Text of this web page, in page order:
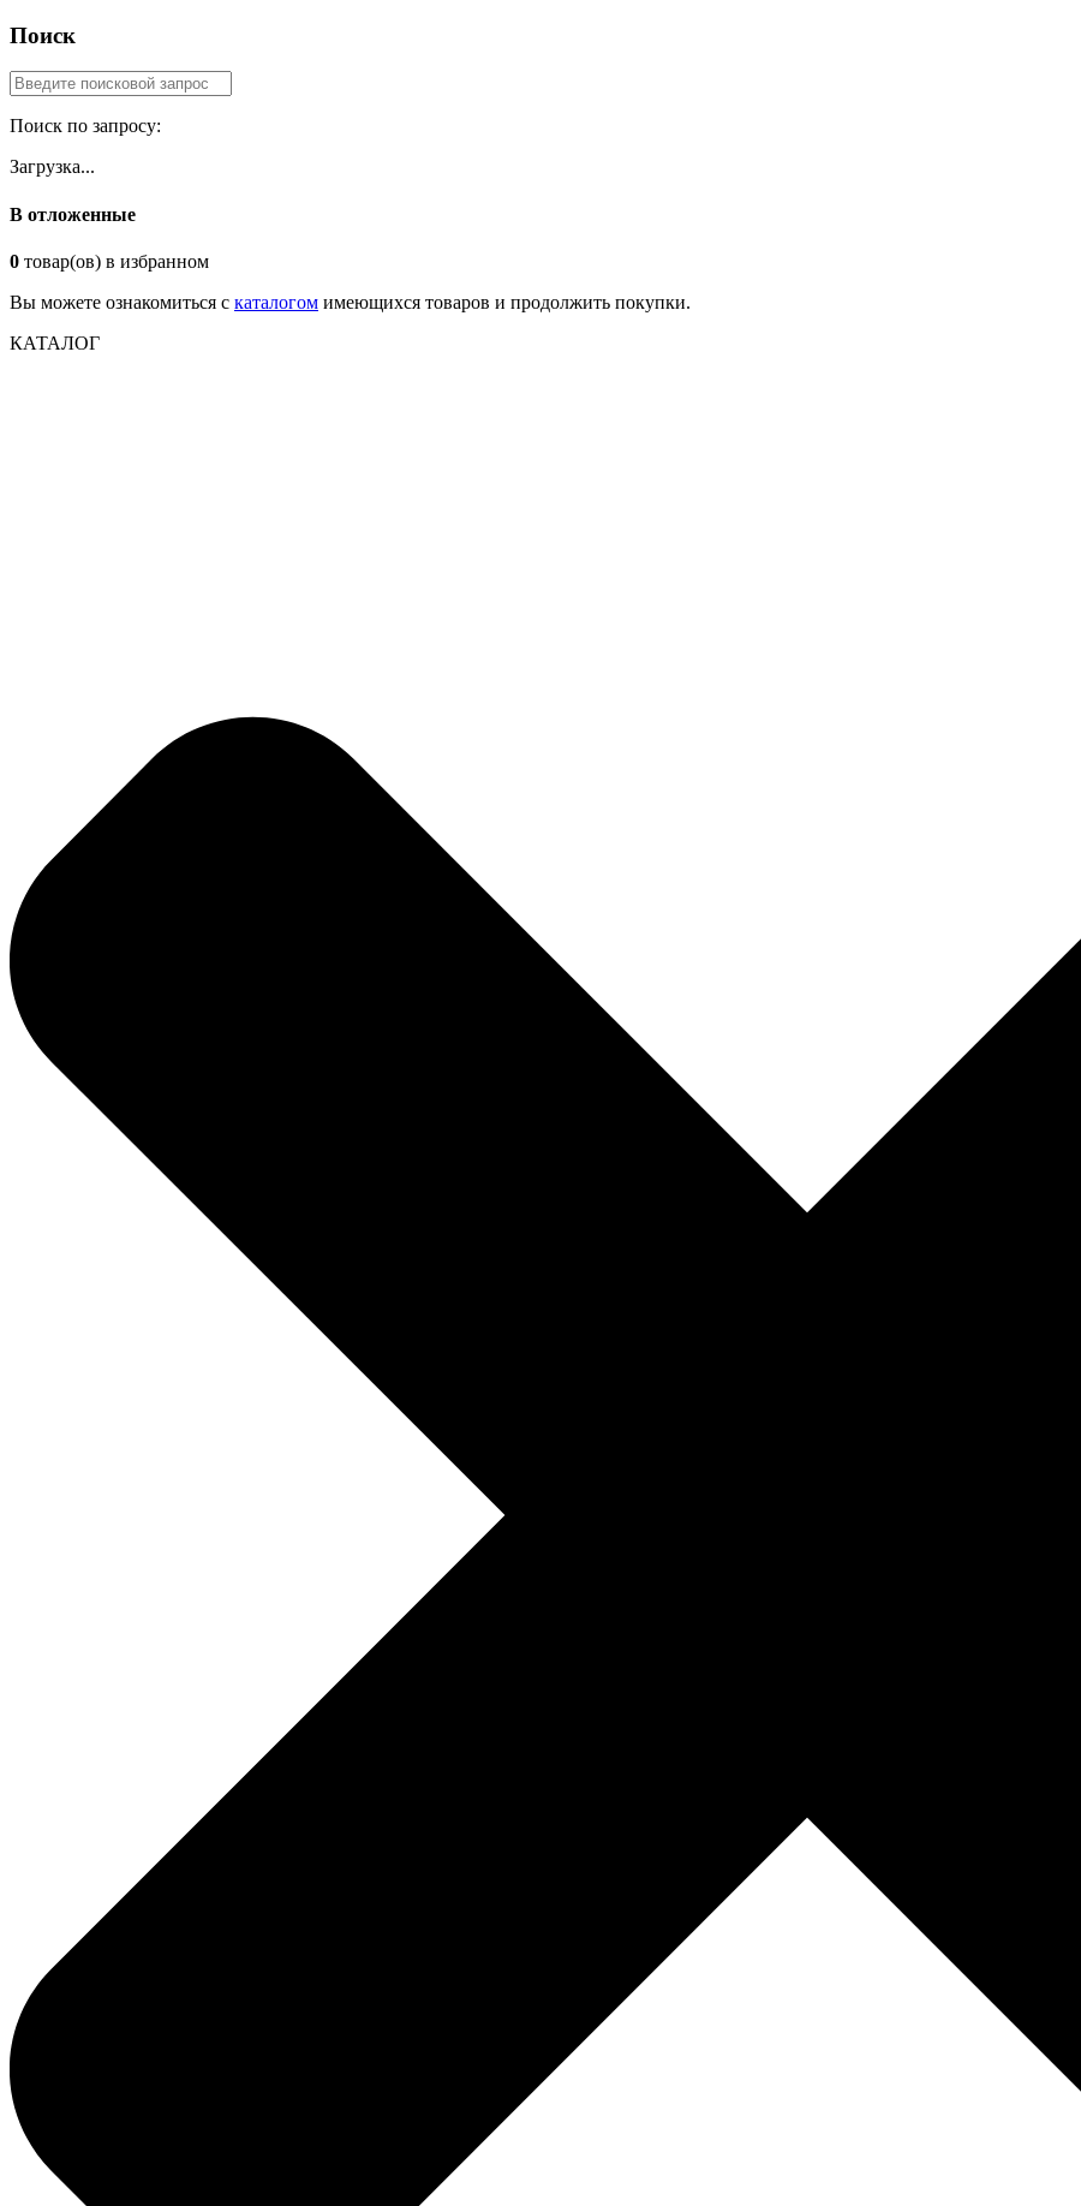
Поиск
Поиск по запросу:
Загрузка...
В отложенные
0 товар(ов) в избранном
Вы можете ознакомиться с каталогом имеющихся товаров и продолжить покупки.
КАТАЛОГ